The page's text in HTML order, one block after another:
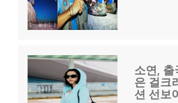
소연,
은 걸크
션 선보